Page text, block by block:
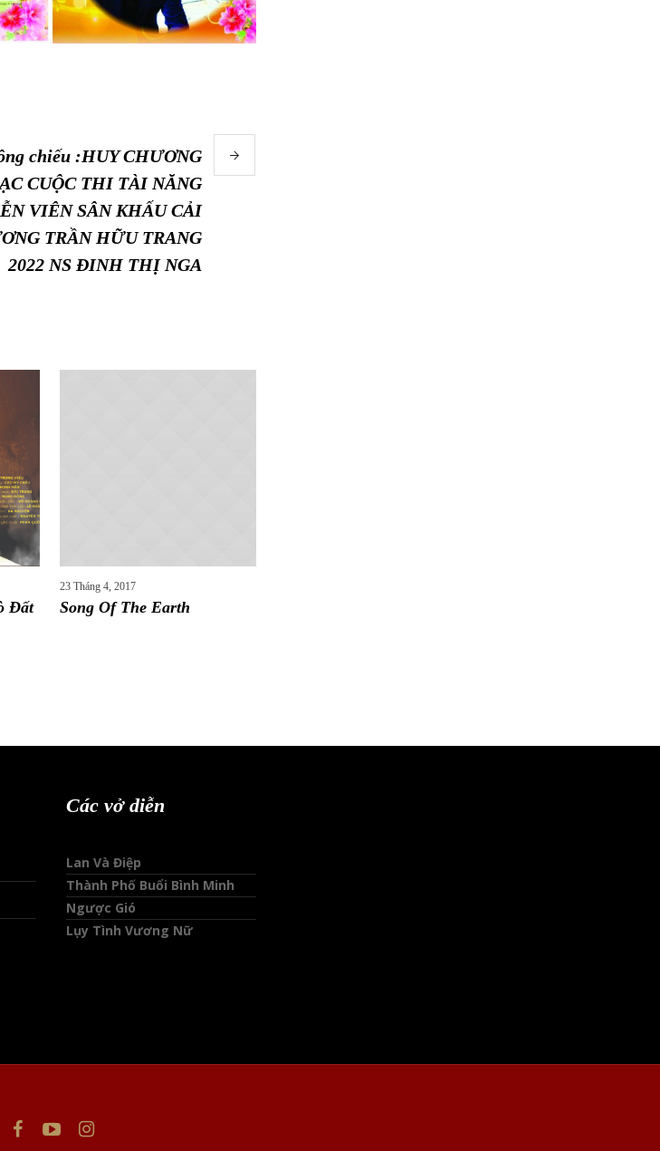
chiếu :HUY CHƯƠNG
CUỘC THI TÀI NĂNG
VIÊN SÂN KHẤU CẢI
TRẦN HỮU TRANG
2022 NS ĐINH THỊ NGA
Đất
23 Tháng 4, 2017
Song Of The Earth
Các vở diễn
Lan Và Điệp
Thành Phố Buổi Bình Minh
Ngược Gió
Lụy Tình Vương Nữ